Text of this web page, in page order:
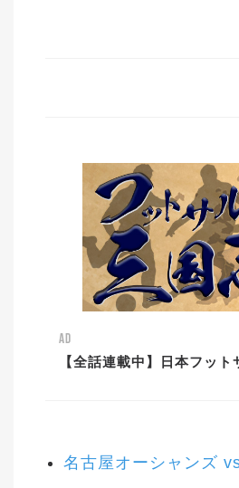
AD
【全話連載中】日本フッ
名古屋オーシャンズ